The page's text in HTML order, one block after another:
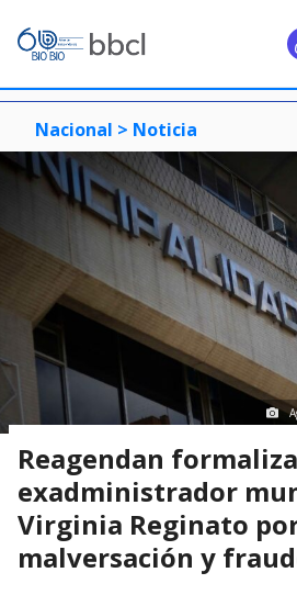
Nacional > Noticia
Reagendan
exadministrador
Virginia Reginato
malversación y